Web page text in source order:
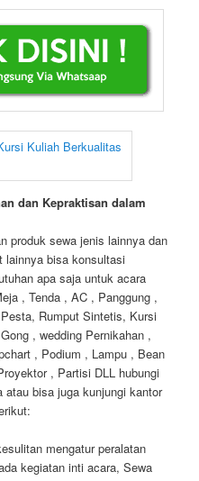
dan Kepraktisan dalam
produk sewa jenis lainnya dan
lainnya bisa konsultasi
apa saja untuk acara
, Tenda , AC , Panggung ,
Rumput Sintetis, Kursi
, wedding Pernikahan ,
, Podium , Lampu , Bean
, Partisi DLL hubungi
bisa juga kunjungi kantor
mengatur peralatan
kegiatan inti acara, Sewa